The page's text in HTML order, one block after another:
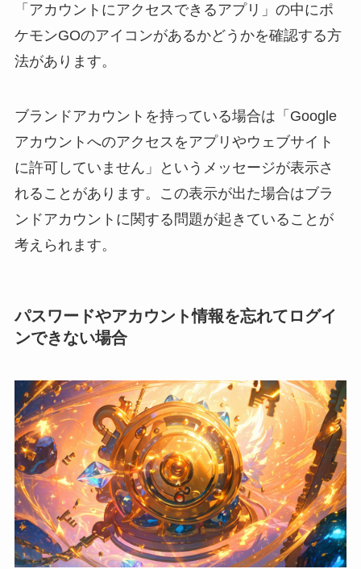
「アカウントにアクセスできるアプリ」の中にポ
ケモンGOのアイコンがあるかどうかを確認する方
法があります。
ブランドアカウントを持っている場合は「Google
アカウントへのアクセスをアプリやウェブサイト
に許可していません」というメッセージが表示さ
れることがあります。この表示が出た場合はブラ
ンドアカウントに関する問題が起きていることが
考えられます。
パスワードやアカウント情報を忘れてログイ
ンできない場合